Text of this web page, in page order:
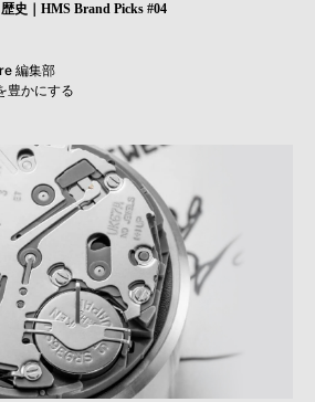
史｜HMS Brand Picks #04
編集部
豊かにする